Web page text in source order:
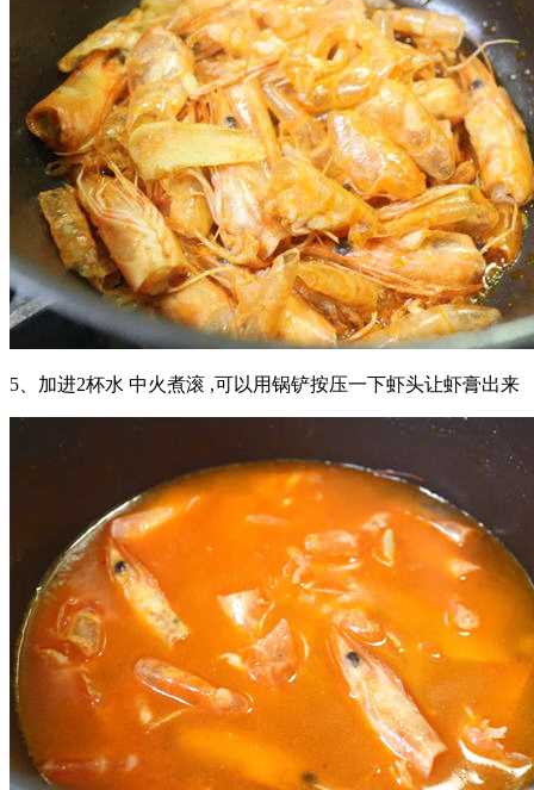
5、加进2杯水 中火煮滚 ,可以用锅铲按压一下虾头让虾膏出来